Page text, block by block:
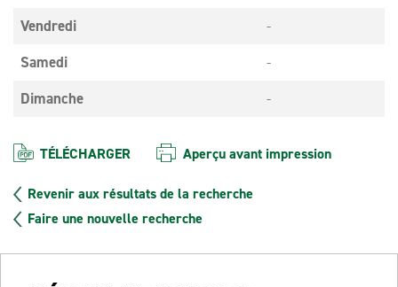
Vendredi
-
Samedi
-
Dimanche
-
TÉLÉCHARGER Aperçu avant impression
Revenir aux résultats de la recherche
Faire une nouvelle recherche